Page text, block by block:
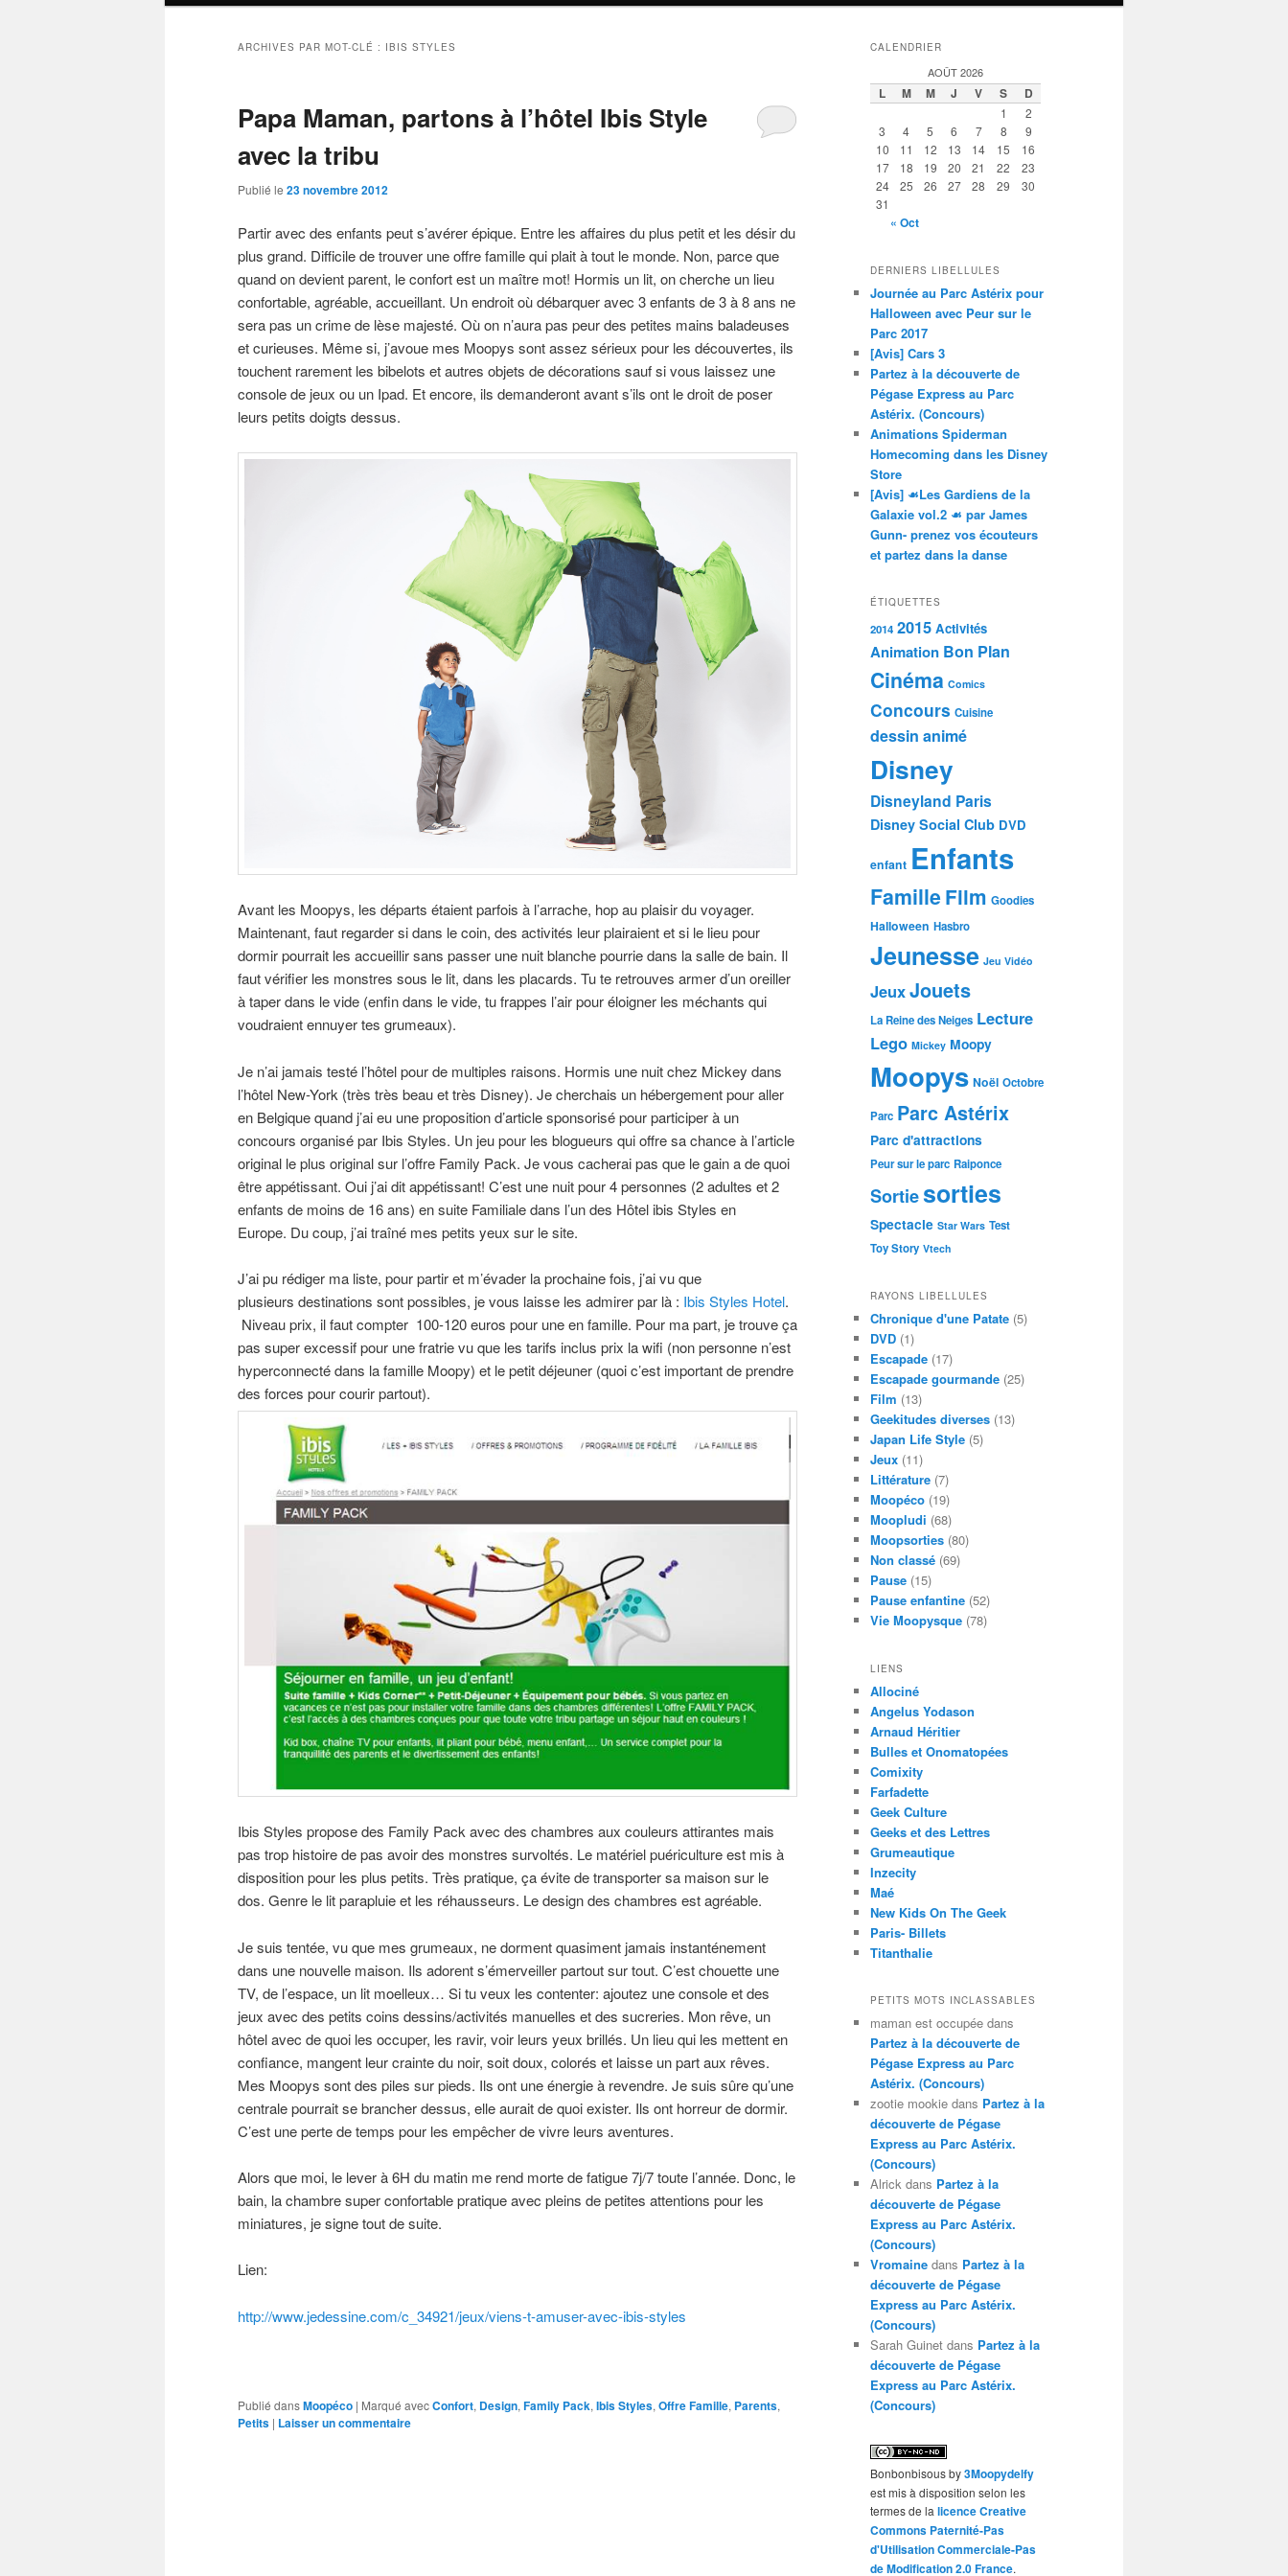
ARCHIVES PAR MOT-CLÉ : IBIS STYLES
Papa Maman, partons à l’hôtel Ibis Style
avec la tribu
Publié le 23 novembre 2012
Partir avec des enfants peut s’avérer épique. Entre les affaires du plus petit et les désir du
plus grand. Difficile de trouver une offre famille qui plait à tout le monde. Non, parce que
quand on devient parent, le confort est un maître mot! Hormis un lit, on cherche un lieu
confortable, agréable, accueillant. Un endroit où débarquer avec 3 enfants de 3 à 8 ans ne
sera pas un crime de lèse majesté. Où on n’aura pas peur des petites mains baladeuses
et curieuses. Même si, j’avoue mes Moopys sont assez sérieux pour les découvertes, ils
touchent rarement les bibelots et autres objets de décorations sauf si vous laissez une
console de jeux ou un Ipad. Et encore, ils demanderont avant s’ils ont le droit de poser
leurs petits doigts dessus.
Avant les Moopys, les départs étaient parfois à l’arrache, hop au plaisir du voyager.
Maintenant, faut regarder si dans le coin, des activités leur plairaient et si le lieu pour
dormir pourrait les accueillir sans passer une nuit blanche pourrie dans la salle de bain. Il
faut vérifier les monstres sous le lit, dans les placards. Tu te retrouves armer d’un oreiller
à taper dans le vide (enfin dans le vide, tu frappes l’air pour éloigner les méchants qui
voudraient ennuyer tes grumeaux).
Je n’ai jamais testé l’hôtel pour de multiples raisons. Hormis une nuit chez Mickey dans
l’hôtel New-York (très très beau et très Disney). Je cherchais un hébergement pour aller
en Belgique quand j’ai eu une proposition d’article sponsorisé pour participer à un
concours organisé par Ibis Styles. Un jeu pour les blogueurs qui offre sa chance à l’article
original le plus original sur l’offre Family Pack. Je vous cacherai pas que le gain a de quoi
être appétissant. Oui j’ai dit appétissant! C’est une nuit pour 4 personnes (2 adultes et 2
enfants de moins de 16 ans) en suite Familiale dans l’un des Hôtel ibis Styles en
Europe. Du coup, j’ai traîné mes petits yeux sur le site.
J’ai pu rédiger ma liste, pour partir et m’évader la prochaine fois, j’ai vu que
plusieurs destinations sont possibles, je vous laisse les admirer par là : Ibis Styles Hotel.
Niveau prix, il faut compter 100-120 euros pour une en famille. Pour ma part, je trouve ça
pas super excessif pour une fratrie vu que les tarifs inclus prix la wifi (non personne n’est
hyperconnecté dans la famille Moopy) et le petit déjeuner (quoi c’est important de prendre
des forces pour courir partout).
Ibis Styles propose des Family Pack avec des chambres aux couleurs attirantes mais
pas trop histoire de pas avoir des monstres survoltés. Le matériel puériculture est mis à
disposition pour les plus petits. Très pratique, ça évite de transporter sa maison sur le
dos. Genre le lit parapluie et les réhausseurs. Le design des chambres est agréable.
Je suis tentée, vu que mes grumeaux, ne dorment quasiment jamais instanténement
dans une nouvelle maison. Ils adorent s’émerveiller partout sur tout. C’est chouette une
TV, de l’espace, un lit moelleux… Si tu veux les contenter: ajoutez une console et des
jeux avec des petits coins dessins/activités manuelles et des sucreries. Mon rêve, un
hôtel avec de quoi les occuper, les ravir, voir leurs yeux brillés. Un lieu qui les mettent en
confiance, mangent leur crainte du noir, soit doux, colorés et laisse un part aux rêves.
Mes Moopys sont des piles sur pieds. Ils ont une énergie à revendre. Je suis sûre qu’une
centrale pourrait se brancher dessus, elle aurait de quoi exister. Ils ont horreur de dormir.
C’est une perte de temps pour les empêcher de vivre leurs aventures.
Alors que moi, le lever à 6H du matin me rend morte de fatigue 7j/7 toute l’année. Donc, le
bain, la chambre super confortable pratique avec pleins de petites attentions pour les
miniatures, je signe tout de suite.
Lien:
http://www.jedessine.com/c_ 34921/jeux/viens-t-amuser-avec-ibis-styles
Publié dansMoopéco | Marqué avecConfort, Design, Family Pack, Ibis Styles, Offre Famille, Parents,
Petits | Laisser un commentaire
CALENDRIER
AOÛT 2026
L M M J V S D
1
2
3
4 5 6 7 8
9
10
11 12 13 14 15
16
17
18 19 20 21 22
23
24
25 26 27 28 29
30
31
« Oct
DERNIERS LIBELLULES
Journée au Parc Astérix pour
Halloween avec Peur sur le
Parc 2017
[Avis] Cars 3
Partez à la découverte de
Pégase Express au Parc
Astérix. (Concours)
Animations Spiderman
Homecoming dans les Disney
Store
[Avis] ☙Les Gardiens de la
Galaxie vol.2 ☙ par James
Gunn- prenez vos écouteurs
et partez dans la danse
ÉTIQUETTES
2014 2015 Activités
Animation Bon Plan
Cinéma Comics
Concours Cuisine
dessin animé
Disney
Disneyland Paris
Disney Social Club DVD
enfant Enfants
FamilleFilm Goodies
Halloween Hasbro
Jeunesse Jeu Vidéo
JeuxJouets
La Reine des Neiges Lecture
Lego Mickey Moopy
Moopys Noël Octobre
Parc Parc Astérix
Parc d'attractions
Peur sur le parc Raiponce
Sortiesorties
Spectacle Star Wars Test
Toy Story Vtech
RAYONS LIBELLULES
Chronique d'une Patate (5)
DVD (1)
Escapade (17)
Escapade gourmande (25)
Film (13)
Geekitudes diverses (13)
Japan Life Style (5)
Jeux (11)
Littérature (7)
Moopéco (19)
Moopludi (68)
Moopsorties (80)
Non classé (69)
Pause (15)
Pause enfantine (52)
Vie Moopysque (78)
LIENS
Allociné
Angelus Yodason
Arnaud Héritier
Bulles et Onomatopées
Comixity
Farfadette
Geek Culture
Geeks et des Lettres
Grumeautique
Inzecity
Maé
New Kids On The Geek
Paris- Billets
Titanthalie
PETITS MOTS INCLASSABLES
maman est occupée dans
Partez à la découverte de
Pégase Express au Parc
Astérix. (Concours)
zootie mookie dans Partez à la
découverte de Pégase
Express au Parc Astérix.
(Concours)
Alrick dans Partez à la
découverte de Pégase
Express au Parc Astérix.
(Concours)
Vromaine dans Partez à la
découverte de Pégase
Express au Parc Astérix.
(Concours)
Sarah Guinet dans Partez à la
découverte de Pégase
Express au Parc Astérix.
(Concours)
Bonbonbisousby3Moopydelfy
est mis à disposition selon les
termes de la licence Creative
Commons Paternité-Pas
d'Utilisation Commerciale-Pas
de Modification 2.0 France.